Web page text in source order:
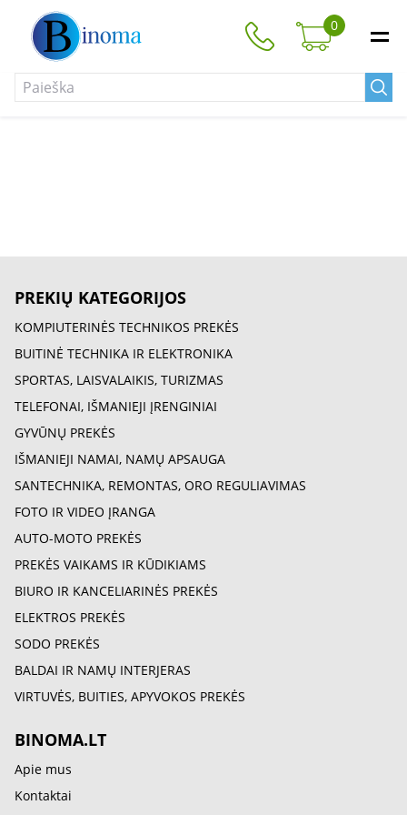
0
PREKIŲ KATEGORIJOS
KOMPIUTERINĖS TECHNIKOS PREKĖS
BUITINĖ TECHNIKA IR ELEKTRONIKA
SPORTAS, LAISVALAIKIS, TURIZMAS
TELEFONAI, IŠMANIEJI ĮRENGINIAI
GYVŪNŲ PREKĖS
IŠMANIEJI NAMAI, NAMŲ APSAUGA
SANTECHNIKA, REMONTAS, ORO REGULIAVIMAS
FOTO IR VIDEO ĮRANGA
AUTO-MOTO PREKĖS
PREKĖS VAIKAMS IR KŪDIKIAMS
BIURO IR KANCELIARINĖS PREKĖS
ELEKTROS PREKĖS
SODO PREKĖS
BALDAI IR NAMŲ INTERJERAS
VIRTUVĖS, BUITIES, APYVOKOS PREKĖS
BINOMA.LT
Apie mus
Kontaktai